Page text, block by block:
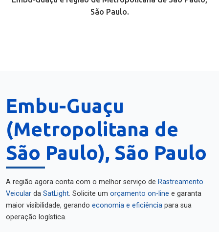
São Paulo.
Embu-Guaçu
(Metropolitana de
São Paulo), São Paulo
A região agora conta com o melhor serviço de Rastreamento
Veicular da SatLight. Solicite um orçamento on-line e garanta
maior visibilidade, gerando economia e eficiência para sua
operação logística.